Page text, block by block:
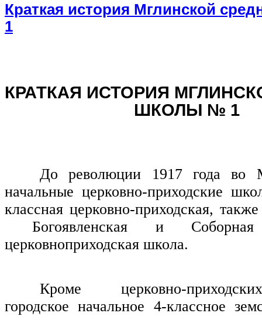
Краткая история Мглинской
1
КРАТКАЯ ИСТОРИЯ
ШКОЛЫ № 1
До революции 1917 года во
начальные церковно-приходские
классная церковно-приходская,
Богоявленская и Соборная
церковноприходская школа.
Кроме церковно-
городское начальное 4-классное